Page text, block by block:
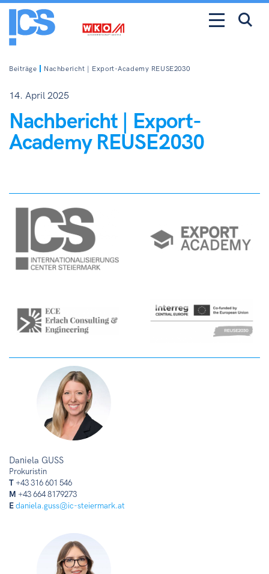
Beiträge Nachbericht | Export-Academy REUSE2030
14. April 2025
Nachbericht | Export-
Academy REUSE2030
Daniela GUSS
Prokuristin
T+43 316 601 546
M +43 664 8179273
Edaniela.guss@ic-steiermark.at